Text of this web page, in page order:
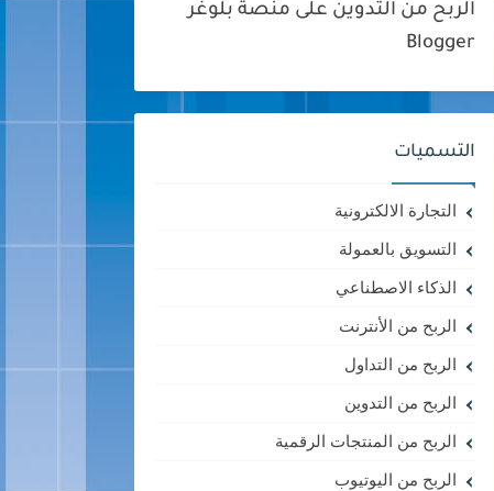
الربح من التدوين على منصة بلوغر
Blogger
التسميات
التجارة الالكترونية
التسويق بالعمولة
الذكاء الاصطناعي
الربح من الأنترنت
الربح من التداول
الربح من التدوين
الربح من المنتجات الرقمية
الربح من اليوتيوب